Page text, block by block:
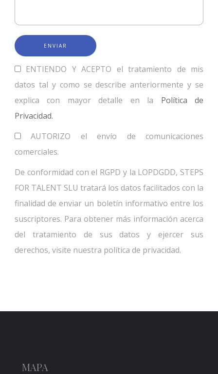
ENTIENDO Y ACEPTO el tratamiento de mis
datos tal y como se describe anteriormente y se
explica con mayor detalle en la Política de
Privacidad.
AUTORIZO el envío de comunicaciones
comerciales.
De conformidad con el RGPD y la LOPDGDD, STEPS
FOR TALENT SLU tratará los datos facilitados con la
finalidad de enviar un boletín informativo entre los
suscriptores. Para obtener más información acerca
del tratamiento de sus datos y ejercer sus
derechos, visite nuestra política de privacidad.
MAPA